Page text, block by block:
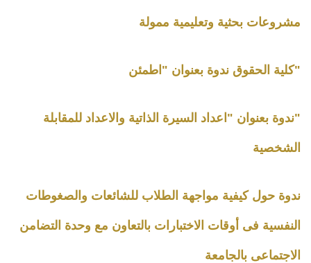
مشروعات بحثية وتعليمية ممولة
"كلية الحقوق ندوة بعنوان "اطمئن
"ندوة بعنوان "اعداد السيرة الذاتية والاعداد للمقابلة
الشخصية
ندوة حول كيفية مواجهة الطلاب للشائعات والصغوطات
النفسية فى أوقات الاختبارات بالتعاون مع وحدة التضامن
الاجتماعى بالجامعة